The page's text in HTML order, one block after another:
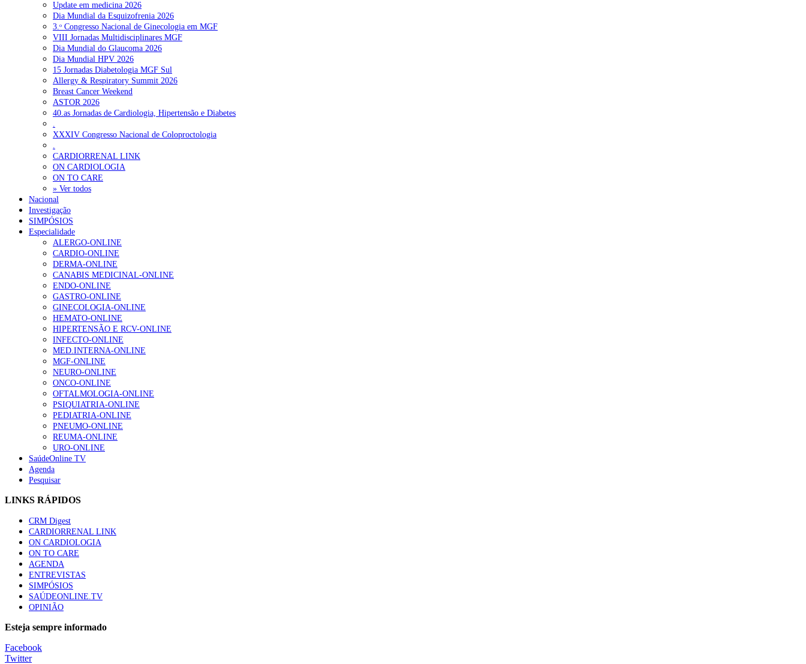
Update em medicina 2026
Dia Mundial da Esquizofrenia 2026
3.ᵒ Congresso Nacional de Ginecologia em MGF
VIII Jornadas Multidisciplinares MGF
Dia Mundial do Glaucoma 2026
Dia Mundial HPV 2026
15 Jornadas Diabetologia MGF Sul
Allergy & Respiratory Summit 2026
Breast Cancer Weekend
ASTOR 2026
40.as Jornadas de Cardiologia, Hipertensão e Diabetes
.
XXXIV Congresso Nacional de Coloproctologia
.
CARDIORRENAL LINK
ON CARDIOLOGIA
ON TO CARE
» Ver todos
Nacional
Investigação
SIMPÓSIOS
Especialidade
ALERGO-ONLINE
CARDIO-ONLINE
DERMA-ONLINE
CANABIS MEDICINAL-ONLINE
ENDO-ONLINE
GASTRO-ONLINE
GINECOLOGIA-ONLINE
HEMATO-ONLINE
HIPERTENSÃO E RCV-ONLINE
INFECTO-ONLINE
MED.INTERNA-ONLINE
MGF-ONLINE
NEURO-ONLINE
ONCO-ONLINE
OFTALMOLOGIA-ONLINE
PSIQUIATRIA-ONLINE
PEDIATRIA-ONLINE
PNEUMO-ONLINE
REUMA-ONLINE
URO-ONLINE
SaúdeOnline TV
Agenda
Pesquisar
LINKS RÁPIDOS
CRM Digest
CARDIORRENAL LINK
ON CARDIOLOGIA
ON TO CARE
AGENDA
ENTREVISTAS
SIMPÓSIOS
SAÚDEONLINE.TV
OPINIÃO
Esteja sempre informado
Facebook
Twitter